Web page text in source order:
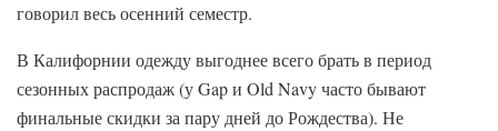
говорил весь осенний семестр.
В Калифорнии одежду выгоднее всего брать в период
сезонных распродаж (у Gap и Old Navy часто бывают
финальные скидки за пару дней до Рождества). Не